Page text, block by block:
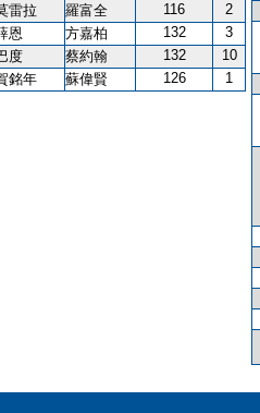
雷拉 羅富全 116
2
恩 方嘉柏 132
3
度 蔡約翰 132
10
銘年 蘇偉賢 126 1